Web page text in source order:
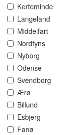
Kerteminde
Langeland
Middelfart
Nordfyns
Nyborg
Odense
Svendborg
Ærø
Billund
Esbjerg
Fanø